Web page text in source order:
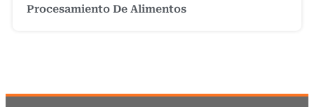
Procesamiento De Alimentos